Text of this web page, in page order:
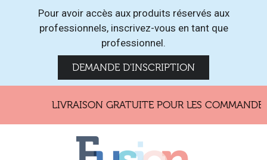
Pour avoir accès aux produits réservés aux
professionnels, inscrivez-vous en tant que
professionnel.
DEMANDE D'INSCRIPTION
LIVRAISON GRATUITE POUR LES